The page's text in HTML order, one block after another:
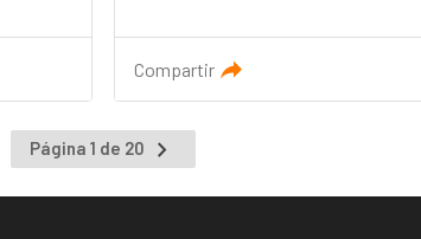
Compartir
Página 1 de 20
Ir
a
la